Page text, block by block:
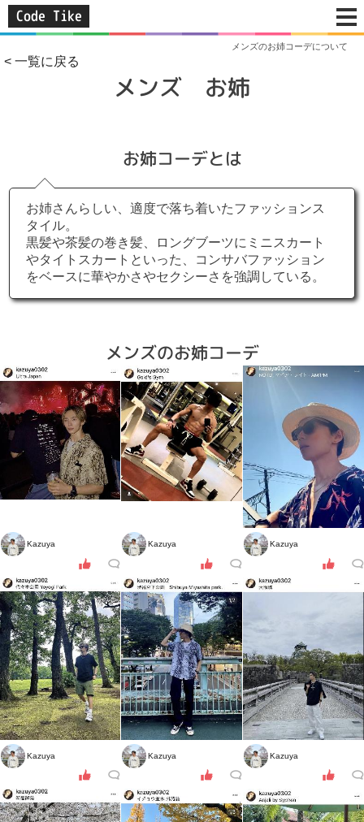
Code Tike
メンズのお姉コーデについて
< 一覧に戻る
メンズ お姉
お姉コーデとは
お姉さんらしい、適度で落ち着いたファッションス
タイル。
黒髪や茶髪の巻き髪、ロングブーツにミニスカート
やタイトスカートといった、コンサバファッション
をベースに華やかさやセクシーさを強調している。
メンズのお姉コーデ
Kazuya Kazuya Kazuya
Kazuya Kazuya Kazuya